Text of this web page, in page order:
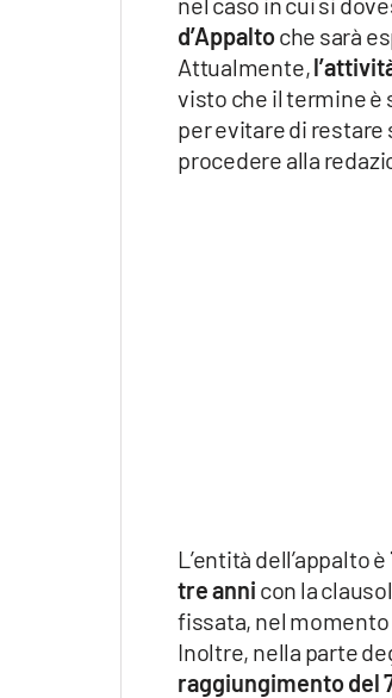
d’Appaltoche sarà
Attualmente,
visto che il termine è
per evitare di restare
procedere alla
L’entità dell’appalto è
tre anni con la
fissata, nel momento
Inoltre, nella parte
raggiungimento del